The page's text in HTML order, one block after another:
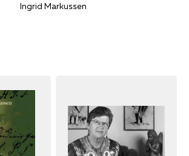
Ingrid Markussen